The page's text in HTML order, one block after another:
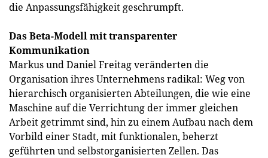
die Anpassungsfähigkeit geschrumpft.
Das Beta-Modell mit transparenter
Kommunikation
Markus und Daniel Freitag veränderten die
Organisation ihres Unternehmens radikal: Weg von
hierarchisch organisierten Abteilungen, die wie eine
Maschine auf die Verrichtung der immer gleichen
Arbeit getrimmt sind, hin zu einem Aufbau nach dem
Vorbild einer Stadt, mit funktionalen, beherzt
geführten und selbstorganisierten Zellen. Das